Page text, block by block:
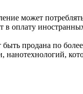
может
оплату
продана по
нанотехнологий,